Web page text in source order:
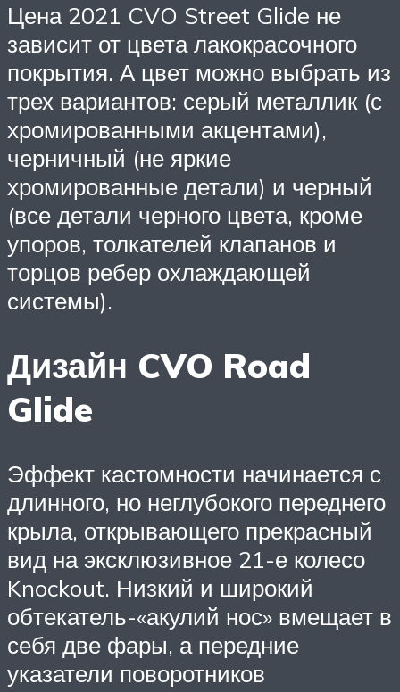
Цена 2021 CVO Street Glide не
зависит от цвета лакокрасочного
покрытия. А цвет можно выбрать из
трех вариантов: серый металлик (с
хромированными акцентами),
черничный (не яркие
хромированные детали) и черный
(все детали черного цвета, кроме
упоров, толкателей клапанов и
торцов ребер охлаждающей
системы).
Дизайн CVO Road
Glide
Эффект кастомности начинается с
длинного, но неглубокого переднего
крыла, открывающего прекрасный
вид на эксклюзивное 21-е колесо
Knockout. Низкий и широкий
обтекатель-«акулий нос» вмещает в
себя две фары, а передние
указатели поворотников